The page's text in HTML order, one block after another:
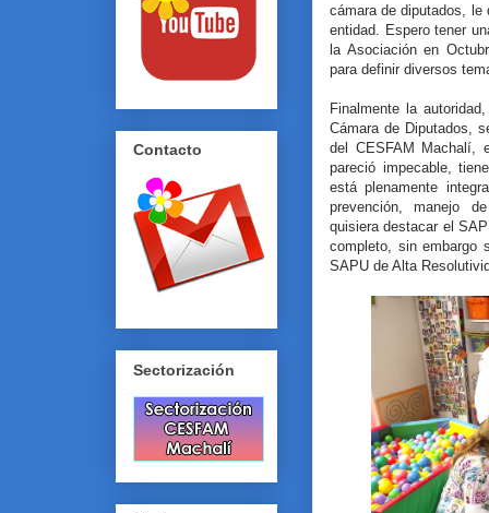
cámara de diputados,
entidad. Espero tener
la Asociación en
para definir diversos
Finalmente la
Cámara de Diputados,
del CESFAM Machalí,
pareció impecable,
está plenamente
prevención, manejo
quisiera destacar el
completo, sin embargo
SAPU de Alta
Contacto
Sectorización